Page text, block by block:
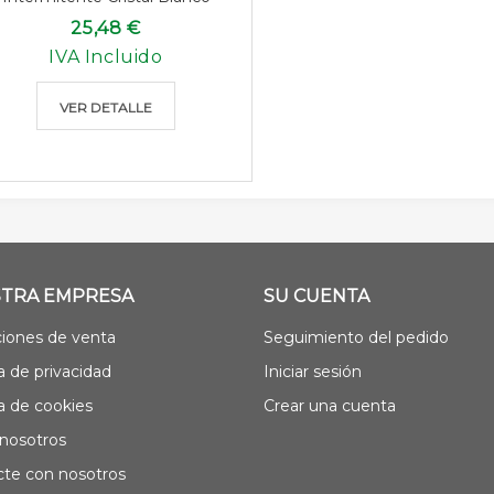
25,48 €
IVA Incluido
VER DETALLE
EMPRESA
de venta
de privacidad
de cookies
con nosotros
SU CUENTA
Seguimiento del pedido
Iniciar sesión
Crear una cuenta